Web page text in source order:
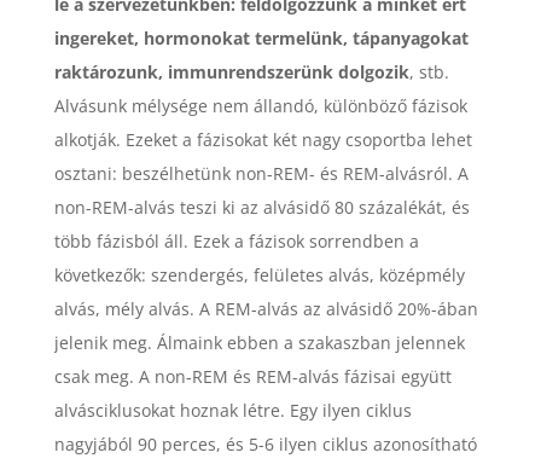
ingereket, hormonokat termelünk, tápanyagokat
raktározunk, immunrendszerünk dolgozik, stb.
Alvásunk mélysége nem állandó, különböző fázisok
alkotják. Ezeket a fázisokat két nagy csoportba lehet
osztani: beszélhetünk non-REM- és REM-alvásról. A
non-REM-alvás teszi ki az alvásidő 80 százalékát, és
több fázisból áll. Ezek a fázisok sorrendben a
következők: szendergés, felületes alvás, középmély
alvás, mély alvás. A REM-alvás az alvásidő 20%-ában
jelenik meg. Álmaink ebben a szakaszban jelennek
csak meg. A non-REM és REM-alvás fázisai együtt
alvásciklusokat hoznak létre. Egy ilyen ciklus
nagyjából 90 perces, és 5-6 ilyen ciklus azonosítható